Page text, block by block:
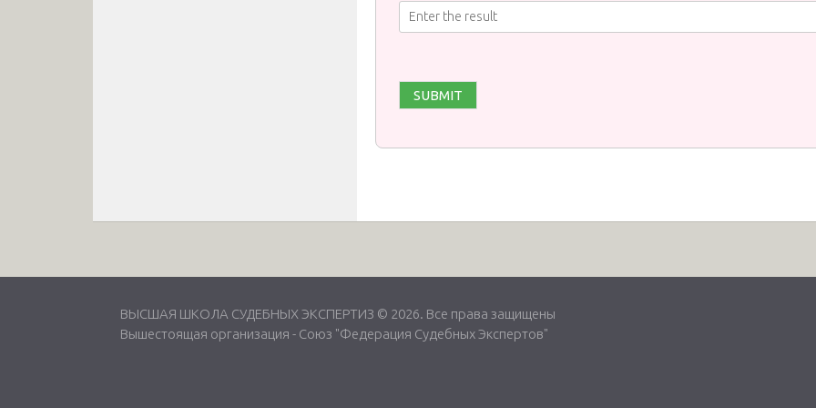
ВЫСШАЯ ШКОЛА СУДЕБНЫХ ЭКСПЕРТИЗ © 2026. Все права защищены
Вышестоящая организация - Союз "Федерация Судебных Экспертов"